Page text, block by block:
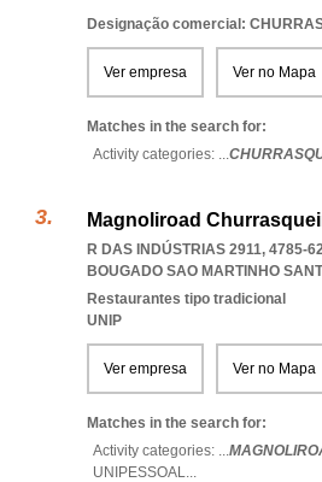
Designação comercial:
Ver empresa Ver no Mapa
Matches in the search for:
Activity categories: ...
Magnoliroad
R DAS INDÚSTRIAS 2911, 4785-
BOUGADO SAO MARTINHO
Restaurantes tipo tradicional
UNIP
Ver empresa Ver no Mapa
Matches in the search for:
Activity categories: ...
UNIPESSOAL...